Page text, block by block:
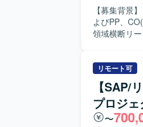
【募集背景
よびPP、
領域横断リ
していただきます。 【求める人物像】 担当領域の基本的知識
とで主体的
方を求めて
を取り、課題解
大規模な
リモート可
【SAP/
プロジ
〜